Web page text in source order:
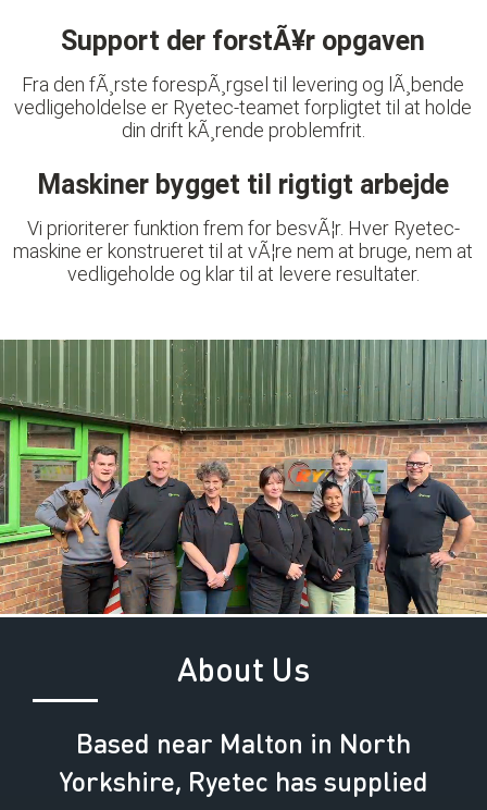
Support der forstÃ¥r opgaven
Fra den fÃ¸rste forespÃ¸rgsel til levering og lÃ¸bende
vedligeholdelse er Ryetec-teamet forpligtet til at holde
din drift kÃ¸rende problemfrit.
Maskiner bygget til rigtigt arbejde
Vi prioriterer funktion frem for besvÃ¦r. Hver Ryetec-
maskine er konstrueret til at vÃ¦re nem at bruge, nem at
vedligeholde og klar til at levere resultater.
About Us
Based near Malton in North
Yorkshire, Ryetec has supplied